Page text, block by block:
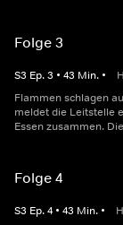
Folge 3
S3 Ep.3 • 43 Min. •
Flammen schlagen
meldet die Leitstelle
Essen zusammen.
Folge 4
S3 Ep.4 • 43 Min. •